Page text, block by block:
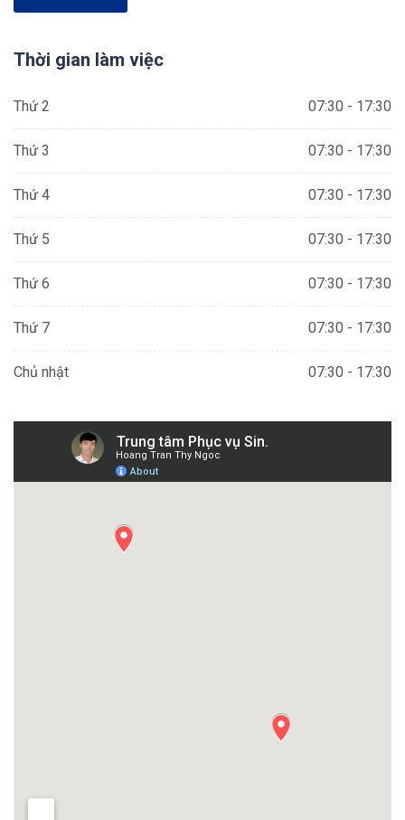
Thời gian làm việc
Thứ 2 07:30 - 17:30
Thứ 3 07:30 - 17:30
Thứ 4 07:30 - 17:30
Thứ 5 07:30 - 17:30
Thứ 6 07:30 - 17:30
Thứ 7 07:30 - 17:30
Chủ nhật 07:30 - 17:30